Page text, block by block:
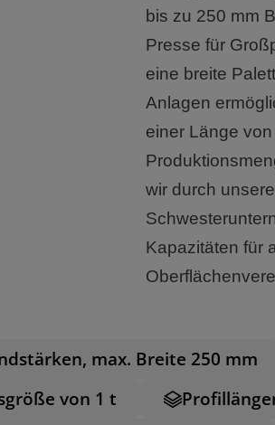
bis zu 250 mm
Presse für
eine breite
Anlagen
einer Länge
wir durch
Kapazitäten für
max. Breite 250 mm
von 1 t